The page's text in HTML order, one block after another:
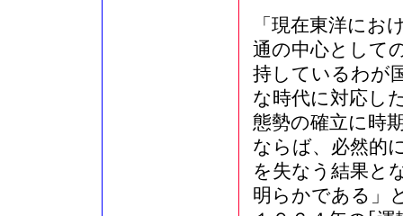
「現在東洋にお
通の中心として
持しているわが
な時代に対応し
態勢の確立に時
ならば、必然的
を失なう結果と
明らかである」